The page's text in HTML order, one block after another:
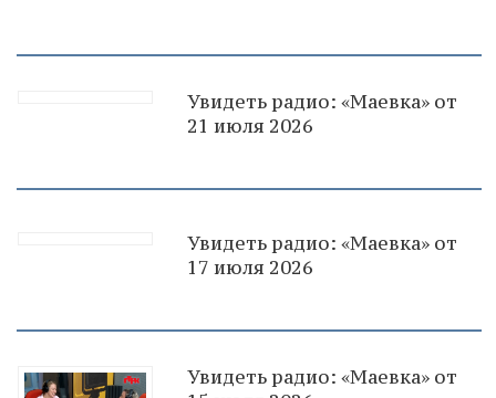
Увидеть радио: «Маевка» от
21 июля 2026
Увидеть радио: «Маевка» от
17 июля 2026
Увидеть радио: «Маевка» от